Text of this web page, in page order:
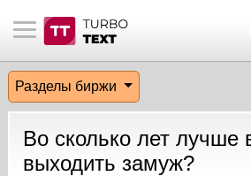
материалы
биржи
сообщения
по форуму
Разделы биржи
Во сколько лет лучше
выходить замуж?